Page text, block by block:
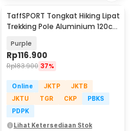
TaffSPORT Tongkat Hiking Lipat
Trekking Pole Aluminium 120cm
Purple
Rp116.900
Rp183.900 37%
Online JKTP
JKTB
JKTU
TGR CKP
PBKS
PDPK
Lihat Ketersediaan Stok